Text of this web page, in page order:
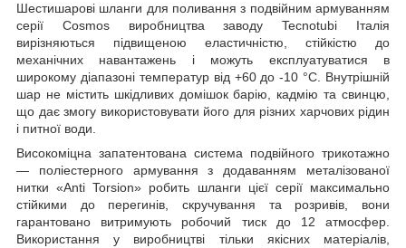
Шестишарові шланги для поливання з подвійним армуванням
серії Cosmos виробництва заводу Tecnotubi Італія
вирізняються підвищеною еластичністю, стійкістю до
механічних навантажень і можуть експлуатуватися в
широкому діапазоні температур від +60 до -10 °C. Внутрішній
шар не містить шкідливих домішок барію, кадмію та свинцю,
що дає змогу використовувати його для різних харчових рідин
і питної води.
Високоміцна запатентована система подвійного трикотажно
— поліестерного армування з додаванням металізованої
нитки «Anti Torsion» робить шланги цієї серії максимально
стійкими до перегинів, скручування та розривів, вони
гарантовано витримують робочий тиск до 12 атмосфер.
Використання у виробництві тільки якісних матеріалів,